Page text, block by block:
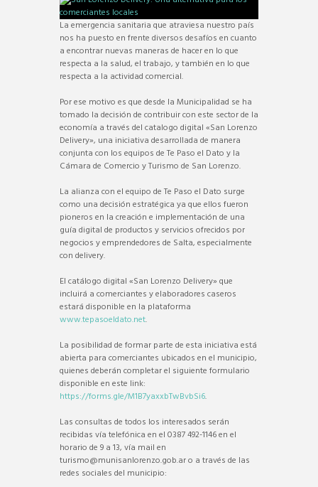
La emergencia sanitaria que atraviesa nuestro país
nos ha puesto en frente diversos desafíos en cuanto
a encontrar nuevas maneras de hacer en lo que
respecta a la salud, el trabajo, y también en lo que
respecta a la actividad comercial.
Por ese motivo es que desde la Municipalidad se ha
tomado la decisión de contribuir con este sector de la
economía a través del catalogo digital «San Lorenzo
Delivery», una iniciativa desarrollada de manera
conjunta con los equipos de Te Paso el Dato y la
Cámara de Comercio y Turismo de San Lorenzo.
La alianza con el equipo de Te Paso el Dato surge
como una decisión estratégica ya que ellos fueron
pioneros en la creación e implementación de una
guía digital de productos y servicios ofrecidos por
negocios y emprendedores de Salta, especialmente
con delivery.
El catálogo digital «San Lorenzo Delivery» que
incluirá a comerciantes y elaboradores caseros
estará disponible en la plataforma
www.tepasoeldato.net.
La posibilidad de formar parte de esta iniciativa está
abierta para comerciantes ubicados en el municipio,
quienes deberán completar el siguiente formulario
disponible en este link:
https://forms.gle/M1B7yaxxbTwBvbSi6.
Las consultas de todos los interesados serán
recibidas vía telefónica en el 0387 492-1146 en el
horario de 9 a 13, vía mail en
turismo@munisanlorenzo.gob.ar o a través de las
redes sociales del municipio: